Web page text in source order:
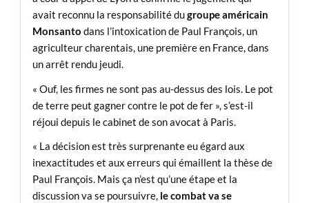
avait reconnu la responsabilité dugroupe américain
Monsanto dans l’intoxication de Paul François, un
agriculteur charentais, une première en France, dans
un arrêt rendu jeudi.
« Ouf, les firmes ne sont pas au-dessus des lois. Le pot
de terre peut gagner contre le pot de fer », s’est-il
réjoui depuis le cabinet de son avocat à Paris.
« La décision est très surprenante eu égard aux
inexactitudes et aux erreurs qui émaillent la thèse de
Paul François. Mais ça n’est qu’une étape et la
discussion va se poursuivre, le combat va se